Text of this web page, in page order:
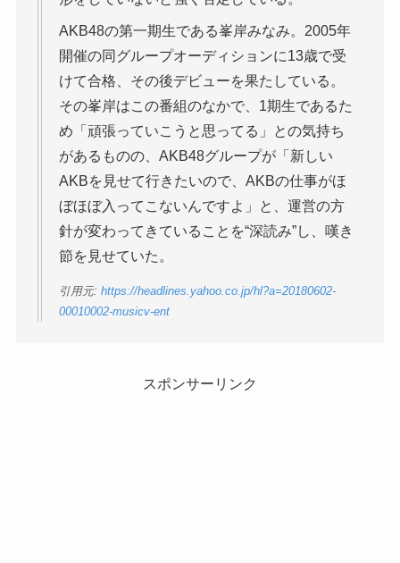
AKB48の第一期生である峯岸みなみ。2005年
開催の同グループオーディションに13歳で受
けて合格、その後デビューを果たしている。
その峯岸はこの番組のなかで、1期生であるた
め「頑張っていこうと思ってる」との気持ち
があるものの、AKB48グループが「新しい
AKBを見せて行きたいので、AKBの仕事がほ
ぼほぼ入ってこないんですよ」と、運営の方
針が変わってきていることを“深読み”し、嘆き
節を見せていた。
引用元: https://headlines.yahoo.co.jp/hl?a=20180602-
00010002-musicv-ent
スポンサーリンク